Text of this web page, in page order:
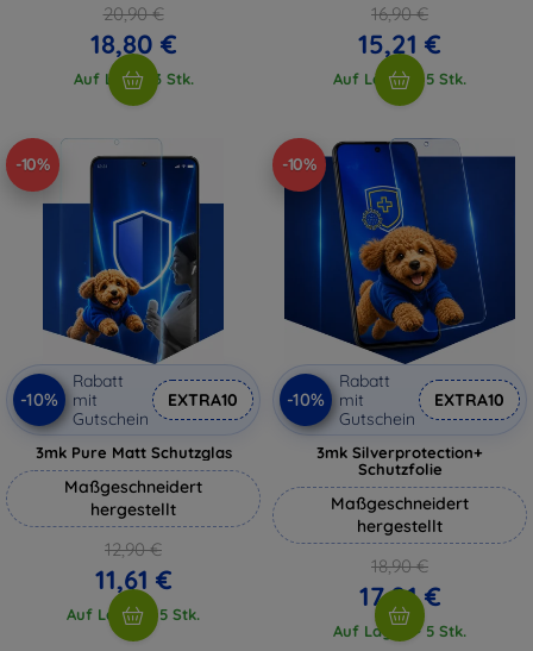
20,90 €
18,80 €
Auf Lager 3 Stk.
16,90 €
15,21 €
Auf Lager > 5 Stk.
-10%
-10%
Rabatt
mit
Gutschein
EXTRA10
3mk Pure Matt Schutzglas
Maßgeschneidert
hergestellt
12,90 €
11,61 €
Auf Lager > 5 Stk.
-10%
-10%
Rabatt
mit
Gutschein
EXTRA10
3mk Silverprotection+
Schutzfolie
Maßgeschneidert
hergestellt
18,90 €
17,01 €
Auf Lager > 5 Stk.